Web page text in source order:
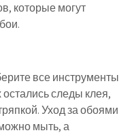
которые могут
все инструменты
остались следы клея,
Уход за обоями
мыть, а